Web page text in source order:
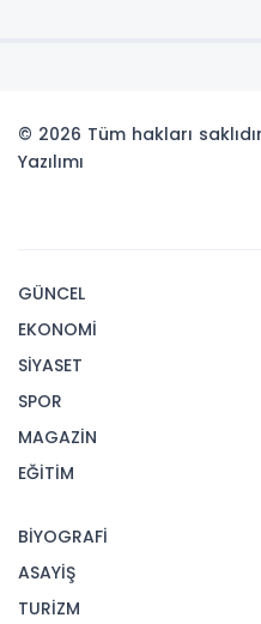
© 2026 Tüm hakları
Yazılımı
GÜNCEL
EKONOMİ
SİYASET
SPOR
MAGAZİN
EĞİTİM
BİYOGRAFİ
ASAYİŞ
TURİZM